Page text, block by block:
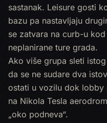
sastanak. Leisure gosti
bazu pa nastavljaju
se zatvara na curb-u
neplanirane ture grada.
Ako više grupa sleti
da se ne sudare dva
ostati u vozilu dok lobby
na Nikola Tesla
„oko podneva“.